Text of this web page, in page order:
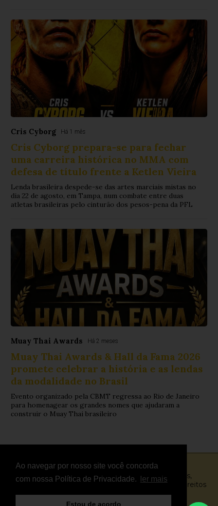
Ao navegar por nosso site você concorda
com nossa Política de Privacidade.
ler mais
Estou de acordo
Cris Cyborg Há 1 mês
Cris Cyborg prepara-se para fechar
uma carreira histórica no MMA com
defesa de título frente a Ketlen Vieira
Lenda brasileira despede-se das artes marciais mistas no
dia 22 de agosto, em Tampa, num combate entre duas
atletas brasileiras pelo cinturão dos pesos-pena da PFL
Muay Thai Awards Há 2 meses
Muay Thai Awards & Hall da Fama 2026
promete celebrar a história e as lendas
da modalidade no Brasil
Evento organizado pela CBMT regressa ao Rio de Janeiro
para homenagear os grandes nomes que ajudaram a
construir o Muay Thai brasileiro
© Copyright 2026 - FightNews - Atletas, Equipas,
Eventos, Notícias, Vídeos e Entrevistas - Todos os direitos
reservados